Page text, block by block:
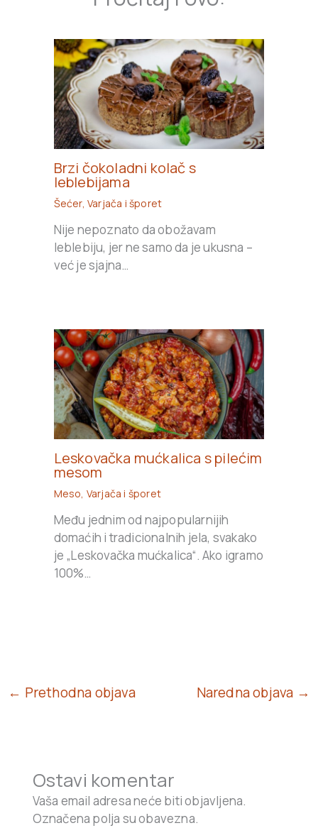
Brzi čokoladni kolač s
leblebijama
Šećer,Varjača i šporet
Nije nepoznato da obožavam
leblebiju, jer ne samo da je ukusna –
već je sjajna…
Leskovačka mućkalica s pilećim
mesom
Meso, Varjača i šporet
Među jednim od najpopularnijih
domaćih i tradicionalnih jela, svakako
je „Leskovačka mućkalica“. Ako igramo
100%…
← Prethodna objava Naredna objava →
Ostavi komentar
Vaša email adresa neće biti objavljena.
Označena polja su obavezna.